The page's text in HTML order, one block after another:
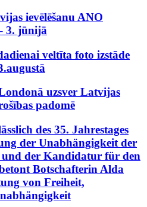
ievēlēšanu ANO
3. jūnijā
veltīta foto izstāde
uzsver Latvijas
padomē
des 35. Jahrestages
der Unabhängigkeit der
der Kandidatur für den
Botschafterin Alda
von Freiheit,